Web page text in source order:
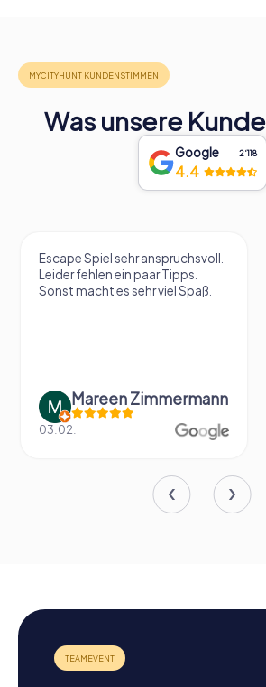
Was unsere
Google 2‘118
4.4
Escape Spiel sehr anspruchsvoll.
Leider fehlen ein paar Tipps.
Sonst macht es sehr viel Spaß.
Mareen Zimmermann
03.02.